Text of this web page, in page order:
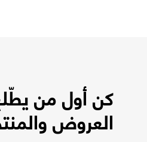
كن أول من
العروض